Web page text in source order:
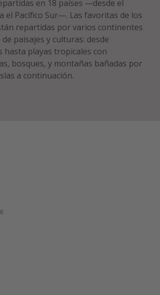
en 18 países —desde el
el Pacífico Sur—. Las favoritas de los
repartidas por varios continentes
paisajes y culturas: desde
hasta playas tropicales con
bosques, y montañas bañadas por
a continuación.